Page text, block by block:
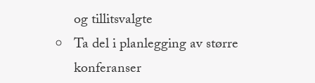
og tillitsvalgte
Ta del i planlegging av større
konferanser